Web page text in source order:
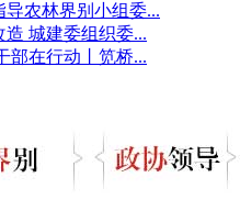
农林界别小组委...
城建委组织委...
部在行动丨笕桥...